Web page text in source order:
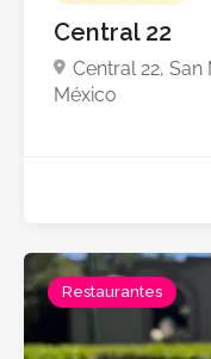
Central 22
Central 22,
México
Restaurantes